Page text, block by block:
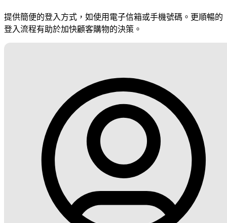
提供簡便的登入方式，如使用電子信箱或手機號碼。更順暢的
登入流程有助於加快顧客購物的決策。